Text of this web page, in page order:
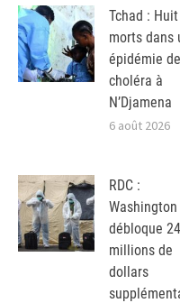
Tchad : Huit
morts dans
épidémie de
choléra à
N’Djamena
6 août 2026
RDC :
Washington
débloque
millions de
dollars